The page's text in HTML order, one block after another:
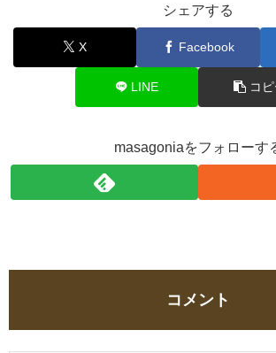
シェアする
X Facebook
LINE コ
masagoniaをフォローす
コメント